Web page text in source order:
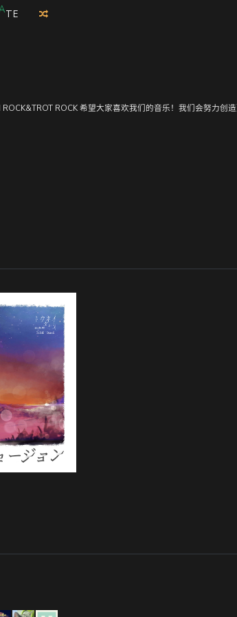
TE
ROCK 希望大家喜欢我们的音乐！我们会努力创造